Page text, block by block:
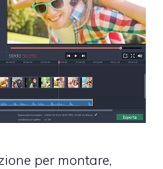
per montare,